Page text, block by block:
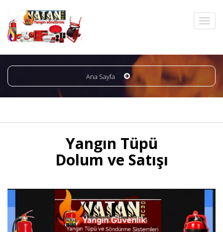
Ana Sayfa
Yangın Tüpü
Dolum ve Satışı